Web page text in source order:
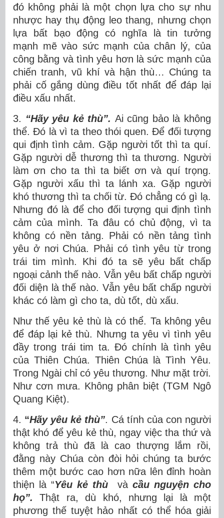
đó không phải là một chọn lựa cho sự nhu
nhược hay thụ động leo thang, nhưng chọn
lựa bất bạo động có nghĩa là tin tưởng
mạnh mẽ vào sức mạnh của chân lý, của
công bằng và tình yêu hơn là sức mạnh của
chiến tranh, vũ khí và hận thù… Chúng ta
phải cố gắng dùng điều tốt nhất để đáp lại
điều xấu nhất.
3. “Hãy yêu kẻ thù”. Ai cũng bảo là không
thể. Đó là vì ta theo thói quen. Để đối tượng
qui định tình cảm. Gặp người tốt thì ta quí.
Gặp người dễ thương thì ta thương. Người
làm ơn cho ta thì ta biết ơn và quí trọng.
Gặp người xấu thì ta lánh xa. Gặp người
khó thương thì ta chối từ. Đó chẳng có gì lạ.
Nhưng đó là để cho đối tượng qui định tình
cảm của mình. Ta đâu có chủ động, vì ta
không có nền tảng. Phải có nền tảng tình
yêu ở nơi Chúa. Phải có tình yêu từ trong
trái tim mình. Khi đó ta sẽ yêu bất chấp
ngoại cảnh thế nào. Vẫn yêu bất chấp người
đối diện là thế nào. Vẫn yêu bất chấp người
khác có làm gì cho ta, dù tốt, dù xấu.
Như thế yêu kẻ thù là có thể. Ta không yêu
để đáp lại kẻ thù. Nhưng ta yêu vì tình yêu
đầy trong trái tim ta. Đó chính là tình yêu
của Thiên Chúa. Thiên Chúa là Tình Yêu.
Trong Ngài chỉ có yêu thương. Như mặt trời.
Như cơn mưa. Không phân biệt (TGM Ngô
Quang Kiệt).
4. “Hãy yêu kẻ thù”. Cá tính của con người
thật khó để yêu kẻ thù, ngay việc tha thứ và
không trả thù đã là cao thượng lắm rồi,
đằng này Chúa còn đòi hỏi chúng ta bước
thêm một bước cao hơn nữa lên đỉnh hoàn
thiện là “Yêu kẻ thù và cầu nguyện cho
họ”. Thật ra, dù khó, nhưng lại là một
phương thế tuyệt hảo nhất có thể hóa giải